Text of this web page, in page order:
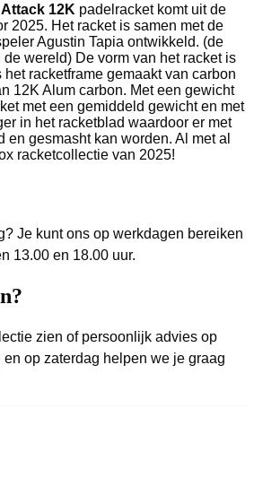
12K padelracket komt uit de
2025. Het racket is samen met de
Agustin Tapia ontwikkeld. (de
wereld) De vorm van het racket is
racketframe gemaakt van carbon
12K Alum carbon. Met een gewicht
met een gemiddeld gewicht en met
in het racketblad waardoor er met
en gesmasht kan worden. Al met al
racketcollectie van 2025!
Je kunt ons op werkdagen bereiken
13.00 en 18.00 uur.
zien of persoonlijk advies op
op zaterdag helpen we je graag